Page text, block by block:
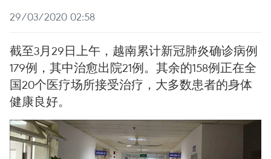
29/03/2020 02:58
截至3月29日上午，越南累计新冠肺炎确诊病例
179例，其中治愈出院21例。其余的158例正在全
国20个医疗场所接受治疗，大多数患者的身体
健康良好。